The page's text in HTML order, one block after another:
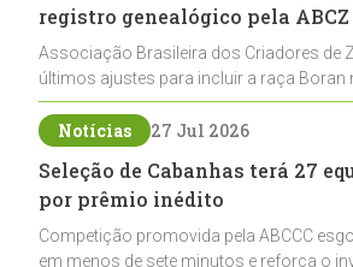
registro genealógico pela ABCZ
Associação Brasileira dos Criadores de
últimos ajustes para incluir a raça Boran
de registros, abrindo caminho para sua
pecuária nacional
Notícias 27 Jul 2026
Seleção de Cabanhas terá 27
por prêmio inédito
Competição promovida pela ABCCC
em menos de sete minutos e reforça o